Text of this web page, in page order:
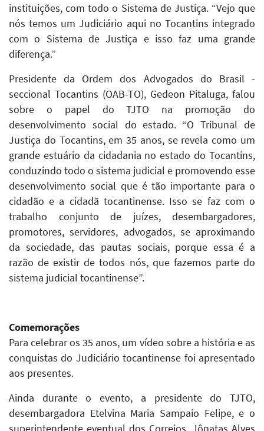
instituições, com todo o Sistema de Justiça. “Vejo que
nós temos um Judiciário aqui no Tocantins integrado
com o Sistema de Justiça e isso faz uma grande
diferença.”
Presidente da Ordem dos Advogados do Brasil -
seccional Tocantins (OAB-TO), Gedeon Pitaluga, falou
sobre o papel do TJTO na promoção do
desenvolvimento social do estado. “O Tribunal de
Justiça do Tocantins, em 35 anos, se revela como um
grande estuário da cidadania no estado do Tocantins,
conduzindo todo o sistema judicial e promovendo esse
desenvolvimento social que é tão importante para o
cidadão e a cidadã tocantinense. Isso se faz com o
trabalho conjunto de juízes, desembargadores,
promotores, servidores, advogados, se aproximando
da sociedade, das pautas sociais, porque essa é a
razão de existir de todos nós, que fazemos parte do
sistema judicial tocantinense”.
Comemorações
Para celebrar os 35 anos, um vídeo sobre a história e as
conquistas do Judiciário tocantinense foi apresentado
aos presentes.
Ainda durante o evento, a presidente do TJTO,
desembargadora Etelvina Maria Sampaio Felipe, e o